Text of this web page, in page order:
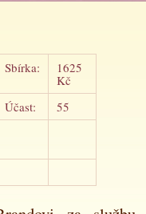
Sbírka:
1625
Kč
Účast:
55